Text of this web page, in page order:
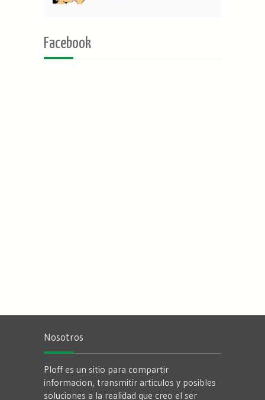
Facebook
Nosotros
Ploff es un sitio para compartir
informacion, transmitir articulos y posibles
soluciones a la realidad que creo el ser